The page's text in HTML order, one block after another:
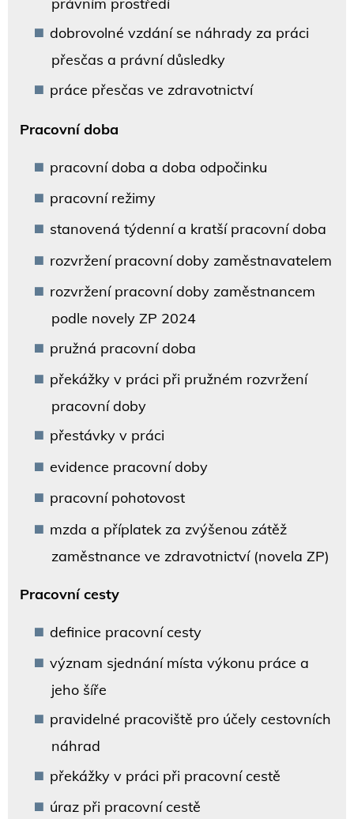
dobrovolné vzdání se náhrady za práci
přesčas a právní důsledky
práce přesčas ve zdravotnictví
Pracovní doba
pracovní doba a doba odpočinku
pracovní režimy
stanovená týdenní a kratší pracovní doba
rozvržení pracovní doby zaměstnavatelem
rozvržení pracovní doby zaměstnancem
podle novely ZP 2024
pružná pracovní doba
překážky v práci při pružném rozvržení
pracovní doby
přestávky v práci
evidence pracovní doby
pracovní pohotovost
mzda a příplatek za zvýšenou zátěž
zaměstnance ve zdravotnictví (novela ZP)
Pracovní cesty
definice pracovní cesty
význam sjednání místa výkonu práce a
jeho šíře
pravidelné pracoviště pro účely cestovních
náhrad
překážky v práci při pracovní cestě
úraz při pracovní cestě